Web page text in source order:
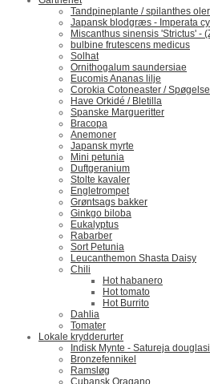
Tandpineplante / spilanthes
Japansk blodgræs - Imperata
Miscanthus sinensis 'Strictus' -
bulbine frutescens medicus
Solhat
Ornithogalum saundersiae
Eucomis Ananas lilje
Corokia Cotoneaster /
Have Orkidé / Bletilla
Spanske Margueritter
Bracopa
Anemoner
Japansk myrte
Mini petunia
Duftgeranium
Stolte kavaler
Engletrompet
Grøntsags bakker
Ginkgo biloba
Eukalyptus
Rabarber
Sort Petunia
Leucanthemon Shasta Daisy
Chili
Hot habanero
Hot tomato
Hot Burrito
Dahlia
Tomater
Lokale krydderurter
Indisk Mynte - Satureja
Bronzefennikel
Ramsløg
Cubansk Oragano